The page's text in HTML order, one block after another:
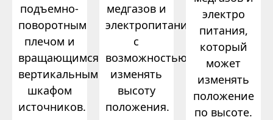
подъемно-
поворотным
плечом и
вращающимся
вертикальным
шкафом
источников.
медгазов и
электропитания
с
возможностью
изменять
высоту
положения.
электро
питания,
который
может
изменять
положение
по высоте.